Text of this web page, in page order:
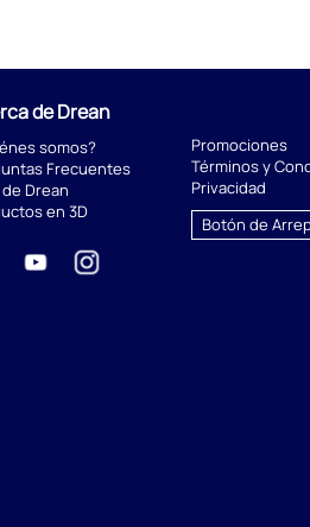
de Drean
somos?
Frecuentes
Drean
en 3D
Promociones
Términos y
Privacidad
Botón de